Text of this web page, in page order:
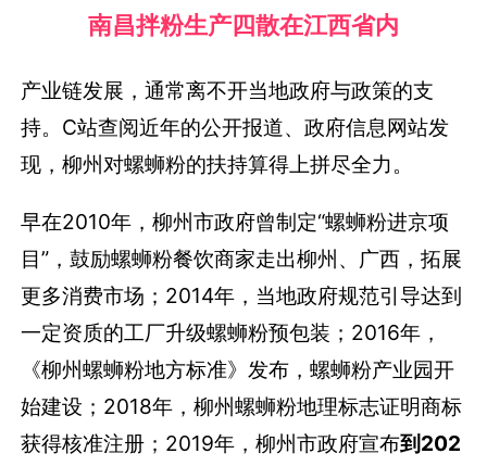
南昌拌粉生产四散在江西省内
产业链发展，通常离不开当地政府与政策的支
持。C站查阅近年的公开报道、政府信息网站发
现，柳州对螺蛳粉的扶持算得上拼尽全力。
早在2010年，柳州市政府曾制定“螺蛳粉进京项
目”，鼓励螺蛳粉餐饮商家走出柳州、广西，拓展
更多消费市场；2014年，当地政府规范引导达到
一定资质的工厂升级螺蛳粉预包装；2016年，
《柳州螺蛳粉地方标准》发布，螺蛳粉产业园开
始建设；2018年，柳州螺蛳粉地理标志证明商标
获得核准注册；2019年，柳州市政府宣布到202